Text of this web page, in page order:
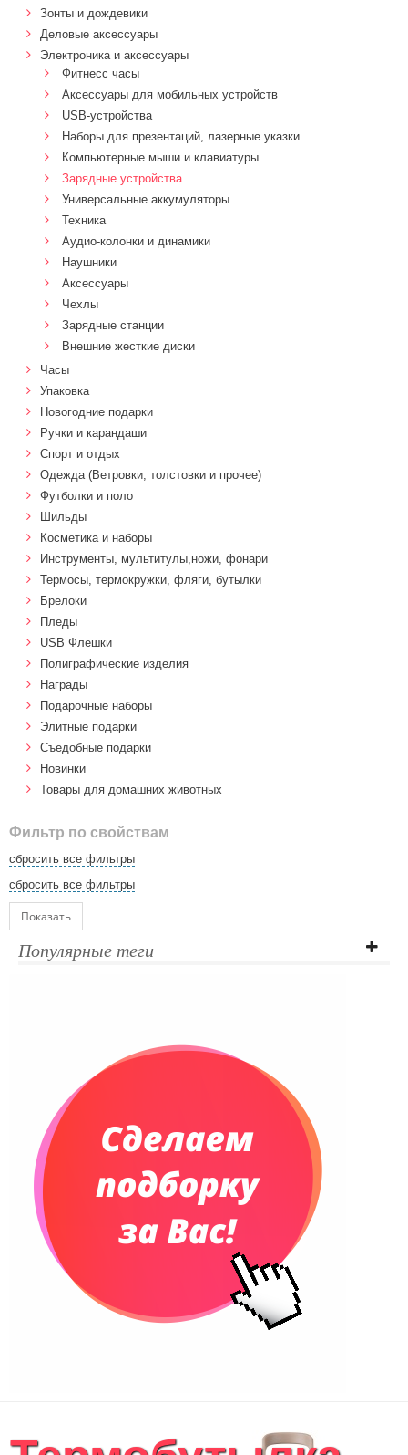
Зонты и дождевики
Деловые аксессуары
Электроника и аксессуары
Фитнесс часы
Аксессуары для мобильных устройств
USB-устройства
Наборы для презентаций, лазерные указки
Компьютерные мыши и клавиатуры
Зарядные устройства
Универсальные аккумуляторы
Техника
Аудио-колонки и динамики
Наушники
Аксессуары
Чехлы
Зарядные станции
Внешние жесткие диски
Часы
Упаковка
Новогодние подарки
Ручки и карандаши
Спорт и отдых
Одежда (Ветровки, толстовки и прочее)
Футболки и поло
Шильды
Косметика и наборы
Инструменты, мультитулы,ножи, фонари
Термосы, термокружки, фляги, бутылки
Брелоки
Пледы
USB Флешки
Полиграфические изделия
Награды
Подарочные наборы
Элитные подарки
Cъедобные подарки
Новинки
Товары для домашних животных
Фильтр по свойствам
сбросить все фильтры
сбросить все фильтры
Показать
Популярные теги